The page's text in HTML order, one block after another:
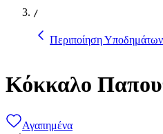
/
Περιποίηση Υποδημάτων
Κόκκαλο
Αγαπημένα